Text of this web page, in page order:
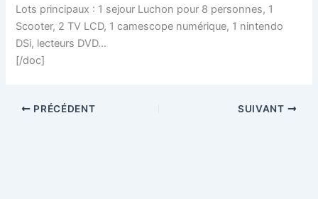
Lots principaux : 1 sejour Luchon pour 8 personnes, 1
Scooter, 2 TV LCD, 1 camescope numérique, 1 nintendo
DSi, lecteurs DVD…
[/doc]
PRÉCÉDENT SUIVANT